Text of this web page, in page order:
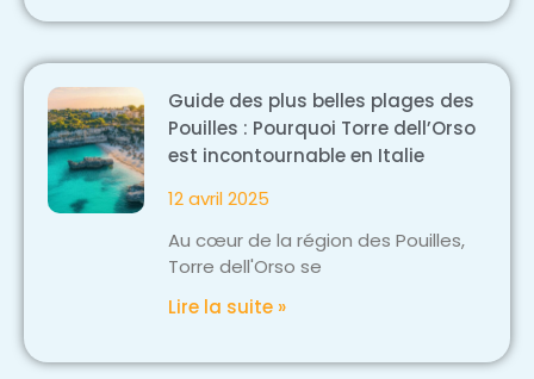
Guide des plus belles plages des
Pouilles : Pourquoi Torre dell’Orso
est incontournable en Italie
12 avril 2025
Au cœur de la région des Pouilles,
Torre dell'Orso se
Lire la suite »